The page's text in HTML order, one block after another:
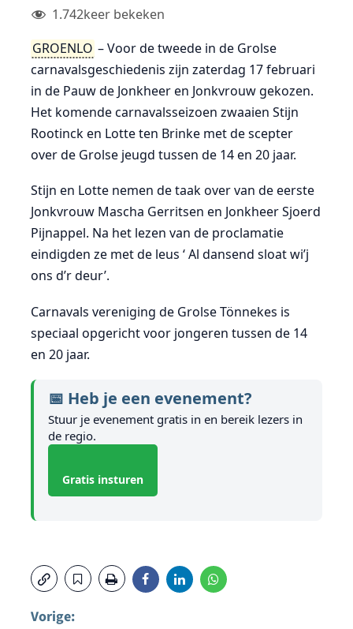
1.742keer bekeken
GROENLO – Voor de tweede in de Grolse
carnavalsgeschiedenis zijn zaterdag 17 februari
in de Pauw de Jonkheer en Jonkvrouw gekozen.
Het komende carnavalsseizoen zwaaien Stijn
Rootinck en Lotte ten Brinke met de scepter
over de Grolse jeugd tussen de 14 en 20 jaar.
Stijn en Lotte nemen de taak over van de eerste
Jonkvrouw Mascha Gerritsen en Jonkheer Sjoerd
Pijnappel. Na het lezen van de proclamatie
eindigden ze met de leus ‘ Al dansend sloat wi’j
ons d’r deur’.
Carnavals vereniging de Grolse Tönnekes is
speciaal opgericht voor jongeren tussen de 14
en 20 jaar.
📅 Heb je een evenement?
Stuur je evenement gratis in en bereik lezers in
de regio.
Gratis insturen
Vorige: